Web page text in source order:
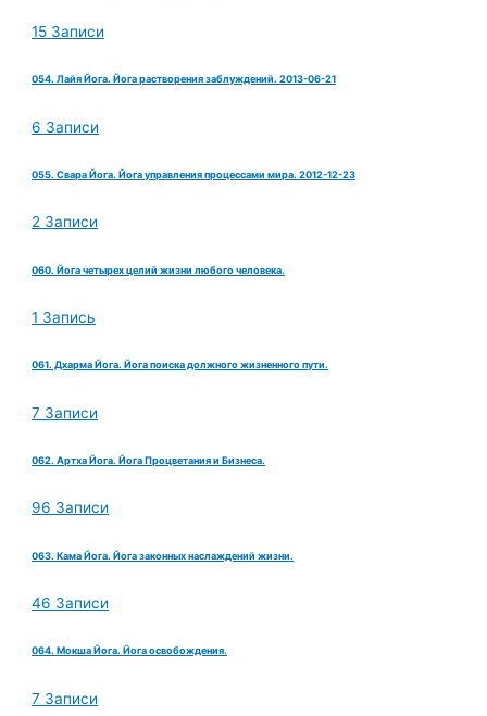
15 Записи
054. Лайя Йога. Йога растворения заблуждений. 2013-06-21
6 Записи
055. Свара Йога. Йога управления процессами мира. 2012-12-23
2 Записи
060. Йога четырех целий жизни любого человека.
1 Запись
061. Дхарма Йога. Йога поиска должного жизненного пути.
7 Записи
062. Артха Йога. Йога Процветания и Бизнеса.
96 Записи
063. Кама Йога. Йога законных наслаждений жизни.
46 Записи
064. Мокша Йога. Йога освобождения.
7 Записи